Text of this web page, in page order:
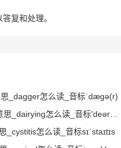
复和处理。
_dagger怎么读_音标ˈdægə(r)
dairying是什么意思_dairying怎么读_音标'deərɪɪŋ
_cystitis怎么读_音标sɪˈstaɪtɪs